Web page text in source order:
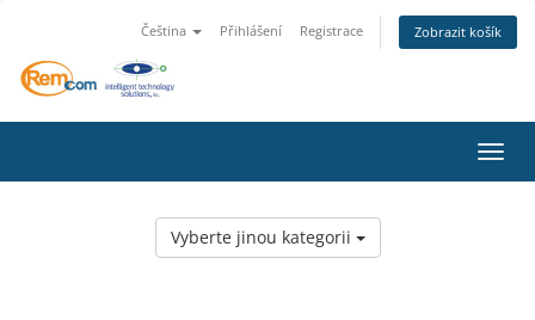
Čeština Přihlášení Registrace Zobrazit košík
Vyberte jinou kategorii